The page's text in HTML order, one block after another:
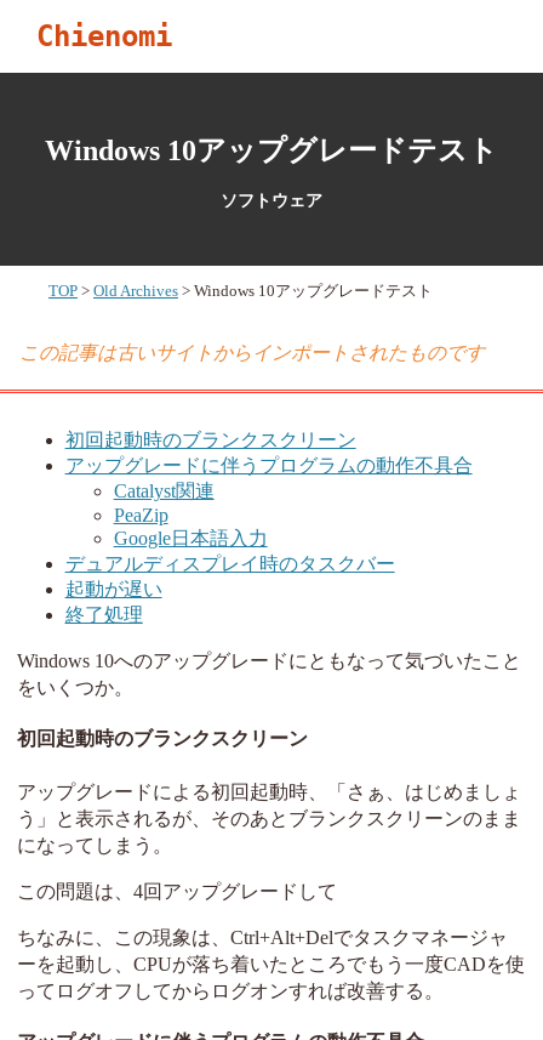
Chienomi
Windows 10アップグレードテスト
ソフトウェア
TOP Old Archives Windows 10アップグレードテスト
この記事は古いサイトからインポートされたものです
初回起動時のブランクスクリーン
アップグレードに伴うプログラムの動作不具合
Catalyst関連
PeaZip
Google日本語入力
デュアルディスプレイ時のタスクバー
起動が遅い
終了処理
Windows 10へのアップグレードにともなって気づいたこと
をいくつか。
初回起動時のブランクスクリーン
アップグレードによる初回起動時、「さぁ、はじめましょ
う」と表示されるが、そのあとブランクスクリーンのまま
になってしまう。
この問題は、4回アップグレードして
ちなみに、この現象は、Ctrl+Alt+Delでタスクマネージャ
ーを起動し、CPUが落ち着いたところでもう一度CADを使
ってログオフしてからログオンすれば改善する。